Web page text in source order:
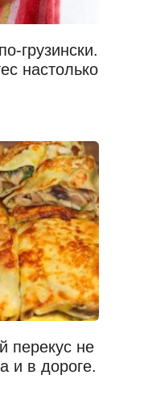
грузински.
настолько
перекус не
и в дороге.